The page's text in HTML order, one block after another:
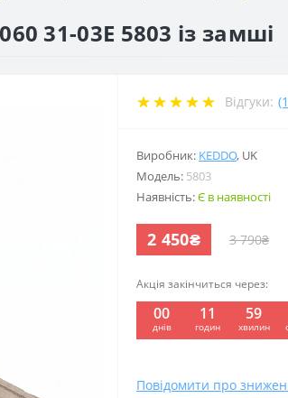
31-03E 5803 із замші
Відгуки:
Виробник: KEDDO, UK
Модель: 5803
Наявність:Є в наявності
2 450₴ 3 790₴
Акція закінчиться через:
00
днів
11
годин
59
хвилин
Повідомити про